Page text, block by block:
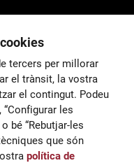
tercers per millorar
el trànsit, la vostra
el contingut. Podeu
les
bé “Rebutjar-les
que són
política de